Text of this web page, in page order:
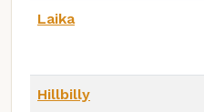
Laika
Hillbilly